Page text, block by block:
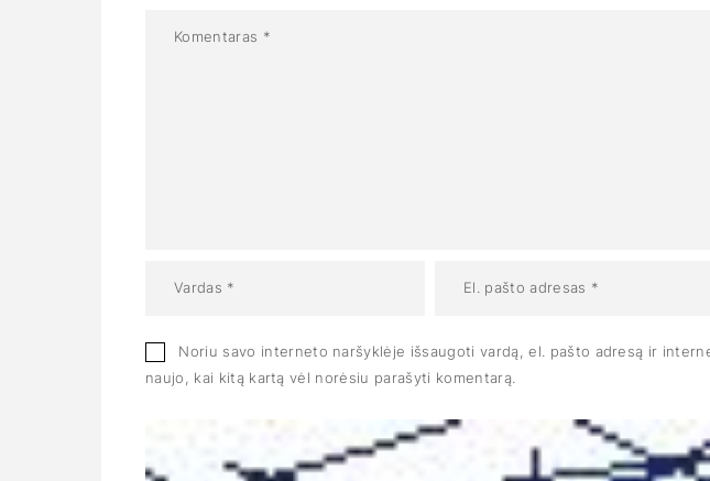
Noriu savo interneto naršyklėje išsaugoti vardą, el. pašto adresą ir
naujo, kai kitą kartą vėl norėsiu parašyti komentarą.